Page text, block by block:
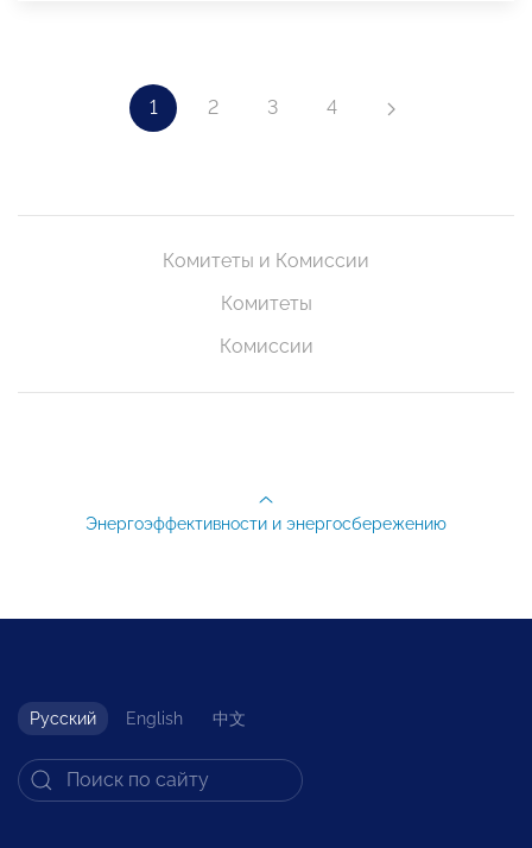
1 2 3 4
Комитеты и Комиссии
Комитеты
Комиссии
Энергоэффективности и энергосбережению
Русский English 中文